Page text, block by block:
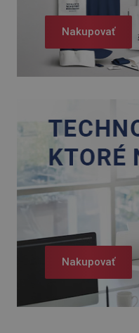
Nakupovať
Nakupovať